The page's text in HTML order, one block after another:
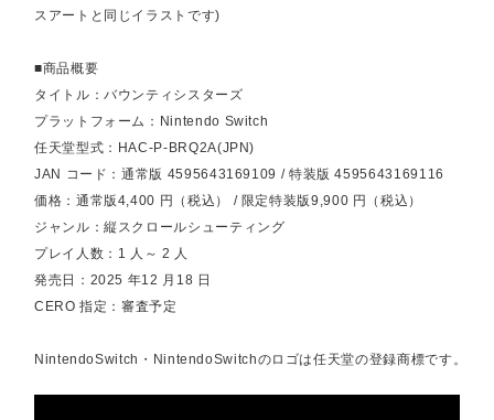
スアートと同じイラストです)
■商品概要
タイトル：バウンティシスターズ
プラットフォーム：Nintendo Switch
任天堂型式：HAC-P-BRQ2A(JPN)
JAN コード：通常版 4595643169109 / 特装版 4595643169116
価格：通常版4,400 円（税込） / 限定特装版9,900 円（税込）
ジャンル：縦スクロールシューティング
プレイ人数：1 人～ 2 人
発売日：2025 年12 月18 日
CERO 指定：審査予定
NintendoSwitch・NintendoSwitchのロゴは任天堂の登録商標です。